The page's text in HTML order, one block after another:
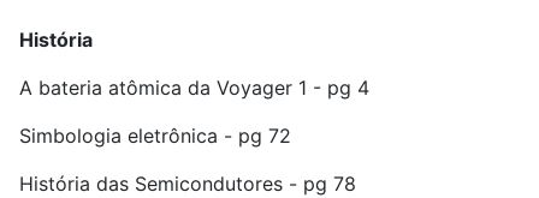
História
A bateria atômica da Voyager 1 - pg 4
Simbologia eletrônica - pg 72
História das Semicondutores - pg 78